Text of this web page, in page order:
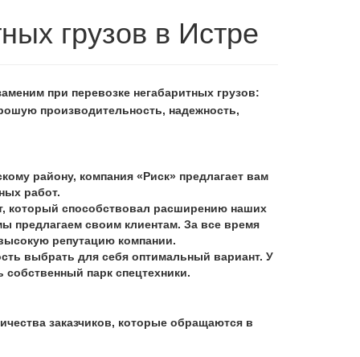
грузов в Истре
при перевозке негабаритных грузов:
производительность, надежность,
району, компания «Риск» предлагает вам
работ.
способствовал расширению наших
предлагаем своим клиентам. За все время
репутацию компании.
выбрать для себя оптимальный вариант. У
парк спецтехники.
заказчиков, которые обращаются в